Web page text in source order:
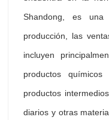
Shandong, es
producción, las
incluyen
productos químicos
productos
diarios y otras